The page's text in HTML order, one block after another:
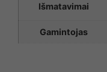
Išmatavimai
Gamintojas